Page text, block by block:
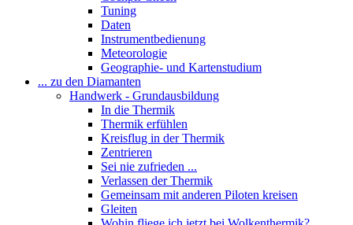
Tuning
Daten
Instrumentbedienung
Meteorologie
Geographie- und Kartenstudium
... zu den Diamanten
Handwerk - Grundausbildung
In die Thermik
Thermik erfühlen
Kreisflug in der Thermik
Zentrieren
Sei nie zufrieden ...
Verlassen der Thermik
Gemeinsam mit anderen Piloten kreisen
Gleiten